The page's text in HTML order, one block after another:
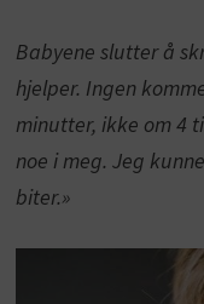
Babyene slutter å
hjelper. Ingen
minutter, ikke om 4
noe i meg. Jeg
biter.»